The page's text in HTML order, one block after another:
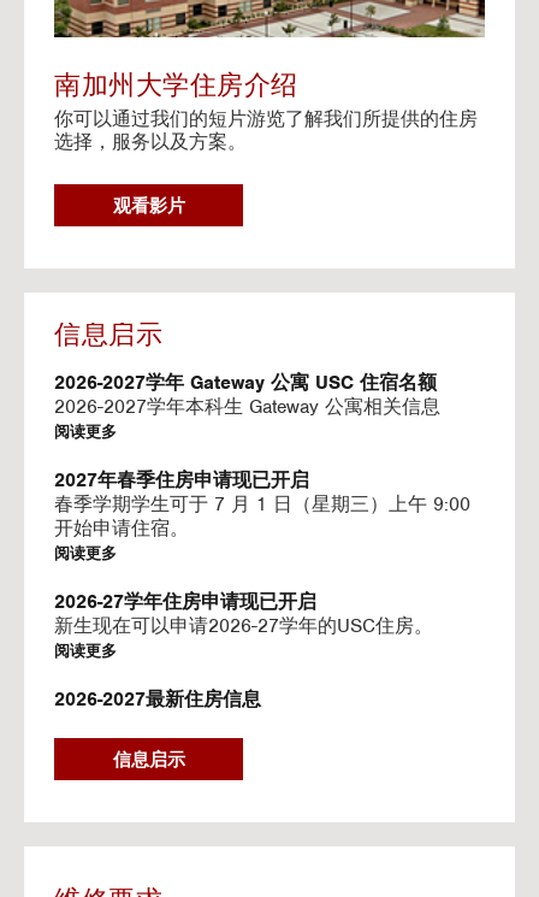
E
A
P
i
n
V
i
d
e
南加州大学住房介绍
你可以通过我们的短片游览了解我们所提供的住房
选择，服务以及方案。
G
O
O
U
S
I
N
V
I
D
E
O
观看影片
信息启示
2026-2027学年 Gateway 公寓 USC 住宿名额
2026-2027学年本科生 Gateway 公寓相关信息
阅读更多
2027年春季住房申请现已开启
春季学期学生可于 7 月 1 日（星期三）上午 9:00
开始申请住宿。
阅读更多
2026-27学年住房申请现已开启
新生现在可以申请2026-27学年的USC住房。
阅读更多
2026-2027最新住房信息
Gateway apartments 将在(UHR)住房续约程序中可
用。
信息启示